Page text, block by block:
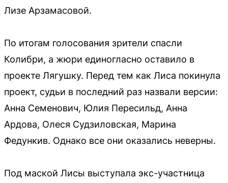
Лизе Арзамасовой.
По итогам голосования зрители спасли
Колибри, а жюри единогласно оставило в
проекте Лягушку. Перед тем как Лиса покинула
проект, судьи в последний раз назвали версии:
Анна Семенович, Юлия Пересильд, Анна
Ардова, Олеся Судзиловская, Марина
Федункив. Однако все они оказались неверны.
Под маской Лисы выступала экс-участница